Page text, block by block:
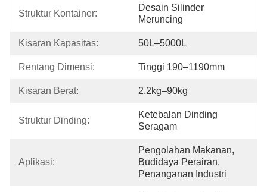
Struktur Kontainer:
Desain Silinder
Meruncing
Kisaran Kapasitas: 50L–5000L
Rentang Dimensi: Tinggi 190–1190mm
Kisaran Berat: 2,2kg–90kg
Struktur Dinding:
Ketebalan Dinding
Seragam
Aplikasi:
Pengolahan Makanan,
Budidaya Perairan,
Penanganan Industri